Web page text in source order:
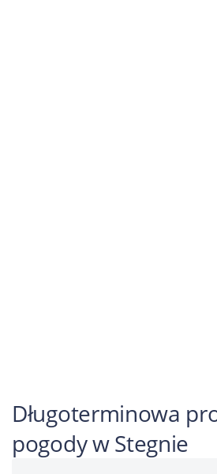
Długoterminowa
pogody w Stegnie